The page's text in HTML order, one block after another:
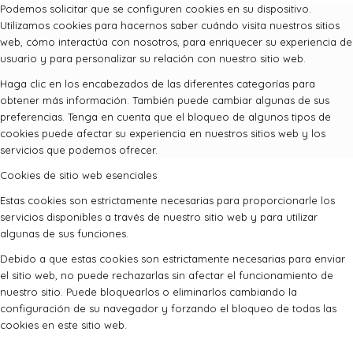
Podemos solicitar que se configuren cookies en su dispositivo.
Utilizamos cookies para hacernos saber cuándo visita nuestros sitios
web, cómo interactúa con nosotros, para enriquecer su experiencia de
usuario y para personalizar su relación con nuestro sitio web.
Haga clic en los encabezados de las diferentes categorías para
obtener más información. También puede cambiar algunas de sus
preferencias. Tenga en cuenta que el bloqueo de algunos tipos de
cookies puede afectar su experiencia en nuestros sitios web y los
servicios que podemos ofrecer.
Cookies de sitio web esenciales
Estas cookies son estrictamente necesarias para proporcionarle los
servicios disponibles a través de nuestro sitio web y para utilizar
algunas de sus funciones.
Debido a que estas cookies son estrictamente necesarias para enviar
el sitio web, no puede rechazarlas sin afectar el funcionamiento de
nuestro sitio. Puede bloquearlos o eliminarlos cambiando la
configuración de su navegador y forzando el bloqueo de todas las
cookies en este sitio web.